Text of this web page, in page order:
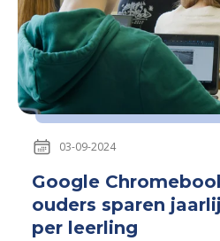
03-09-2024
Google
ouders sparen
per leerling